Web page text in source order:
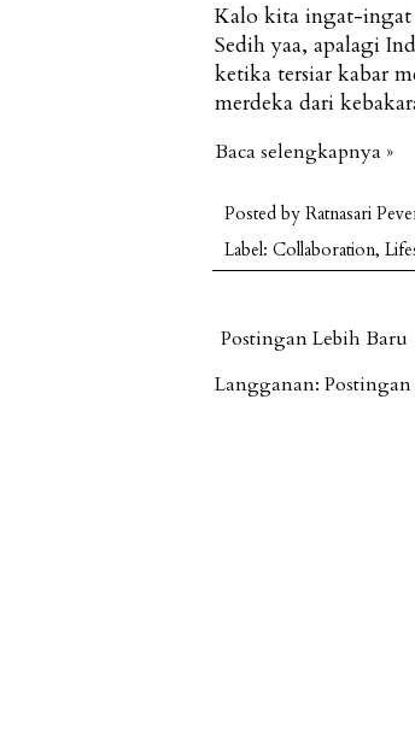
Kalo kita ingat-ingat
Sedih yaa, apalagi
ketika tersiar kabar
merdeka dari
Baca selengkapnya »
Posted by Ratnasari
Label: Collaboration,
Postingan Lebih Baru
Langganan: